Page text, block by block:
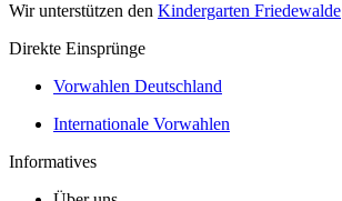
Wir unterstützen den Kindergarten Friedewalde
Direkte Einsprünge
Vorwahlen Deutschland
Internationale Vorwahlen
Informatives